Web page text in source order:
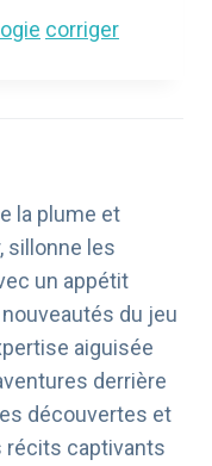
corriger
la plume et
sillonne les
un appétit
du jeu
aiguisée
derrière
découvertes et
récits captivants